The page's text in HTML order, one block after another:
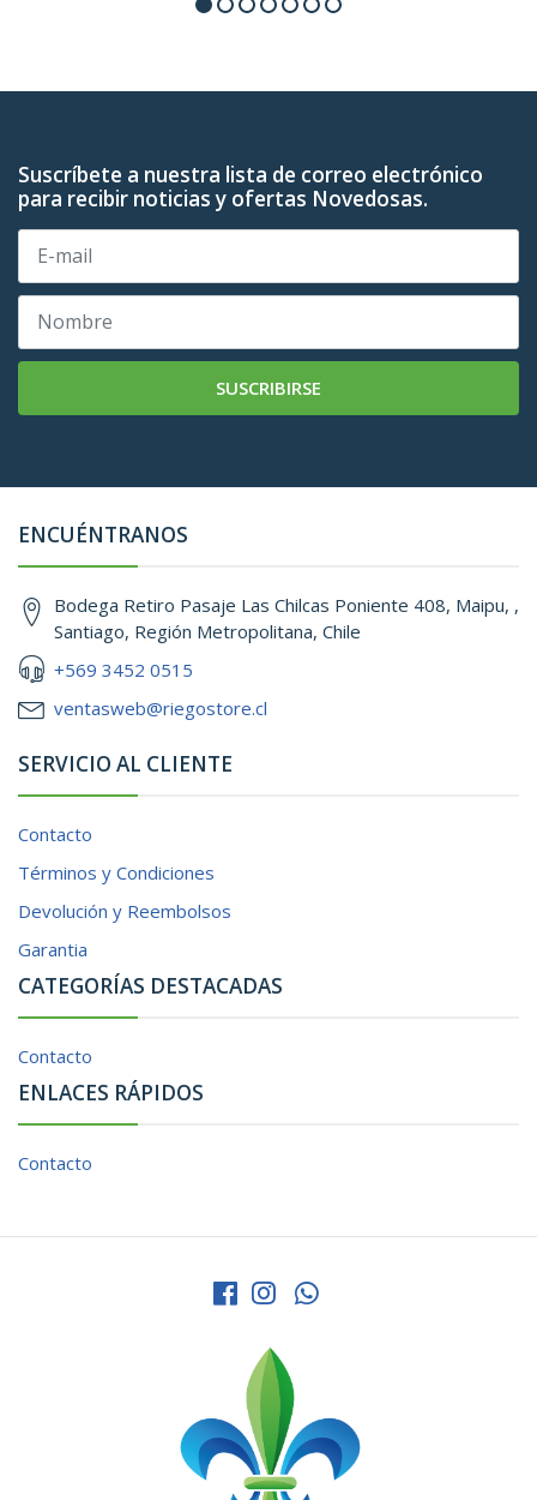
Suscríbete a nuestra lista de correo electrónico
para recibir noticias y ofertas Novedosas.
SUSCRIBIRSE
ENCUÉNTRANOS
Bodega Retiro Pasaje Las Chilcas Poniente 408, Maipu, ,
Santiago, Región Metropolitana, Chile
+569 3452 0515
ventasweb@riegostore.cl
SERVICIO AL CLIENTE
Contacto
Términos y Condiciones
Devolución y Reembolsos
Garantia
CATEGORÍAS DESTACADAS
Contacto
ENLACES RÁPIDOS
Contacto